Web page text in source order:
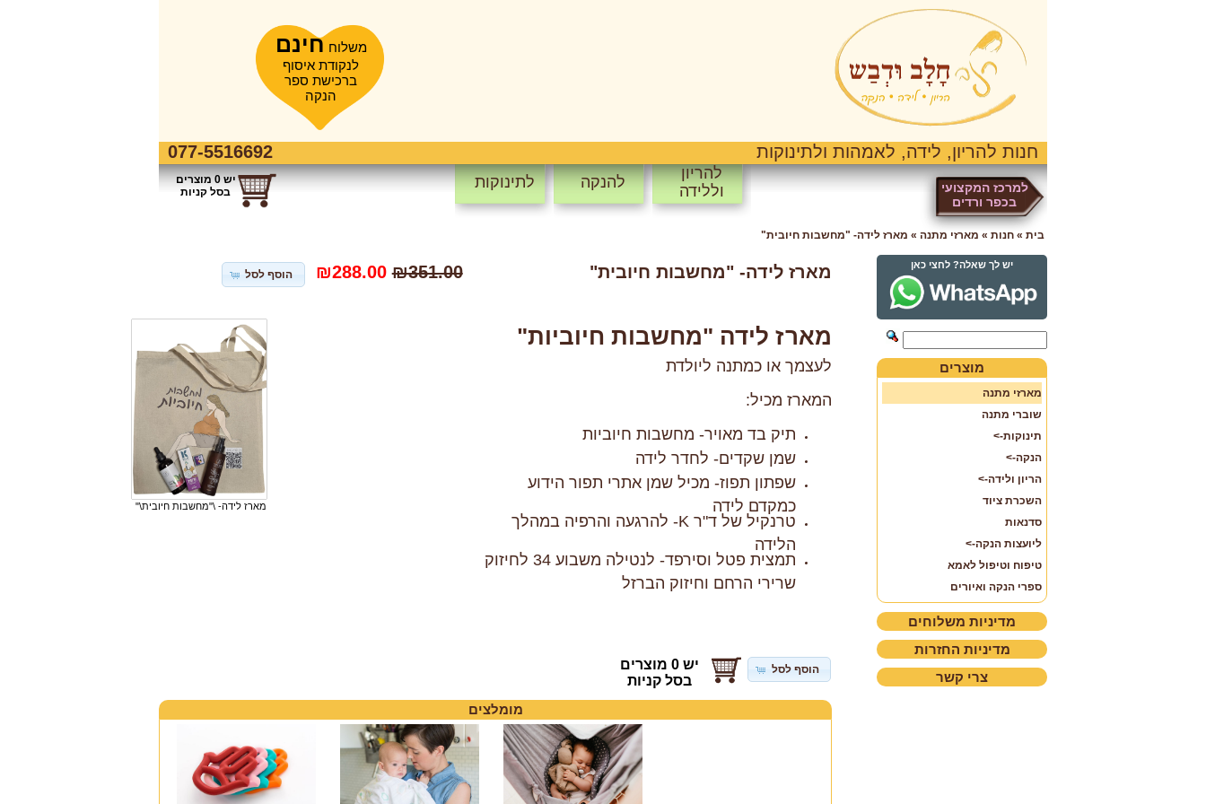
משלוח חינם
לנקודת איסוף
ברכישת ספר
הנקה
חנות להריון, לידה, לאמהות ולתינוקות 077-5516692
להריון
וללידה
להנקה לתינוקות
יש 0 מוצרים
בסל קניות
למרכז המקצועי
בכפר ורדים
בית » חנות » מארזי מתנה » מארז לידה- "מחשבות חיובית"
הוסף לסל ₪351.00
₪288.00 מארז לידה- "מחשבות חיובית"
מארז לידה- \"מחשבות חיובית\"
מארז לידה "מחשבות חיוביות"
לעצמך או כמתנה ליולדת
המארז מכיל:
תיק בד מאויר- מחשבות חיוביות
שמן שקדים- לחדר לידה
שפתון תפוז- מכיל שמן אתרי תפור הידוע
כמקדם לידה
טרנקיל של ד"ר K- להרגעה והרפיה במהלך
הלידה
תמצית פטל וסירפד- לנטילה משבוע 34 לחיזוק
שרירי הרחם וחיזוק הברזל
הוסף לסל
יש 0 מוצרים
בסל קניות
מומלצים
יש לך שאלה? לחצי כאן
מוצרים
מארזי מתנה
שוברי מתנה
תינוקות->
הנקה->
הריון ולידה->
השכרת ציוד
סדנאות
ליועצות הנקה->
טיפוח וטיפול לאמא
ספרי הנקה ואיורים
מדיניות משלוחים
מדיניות החזרות
צרי קשר